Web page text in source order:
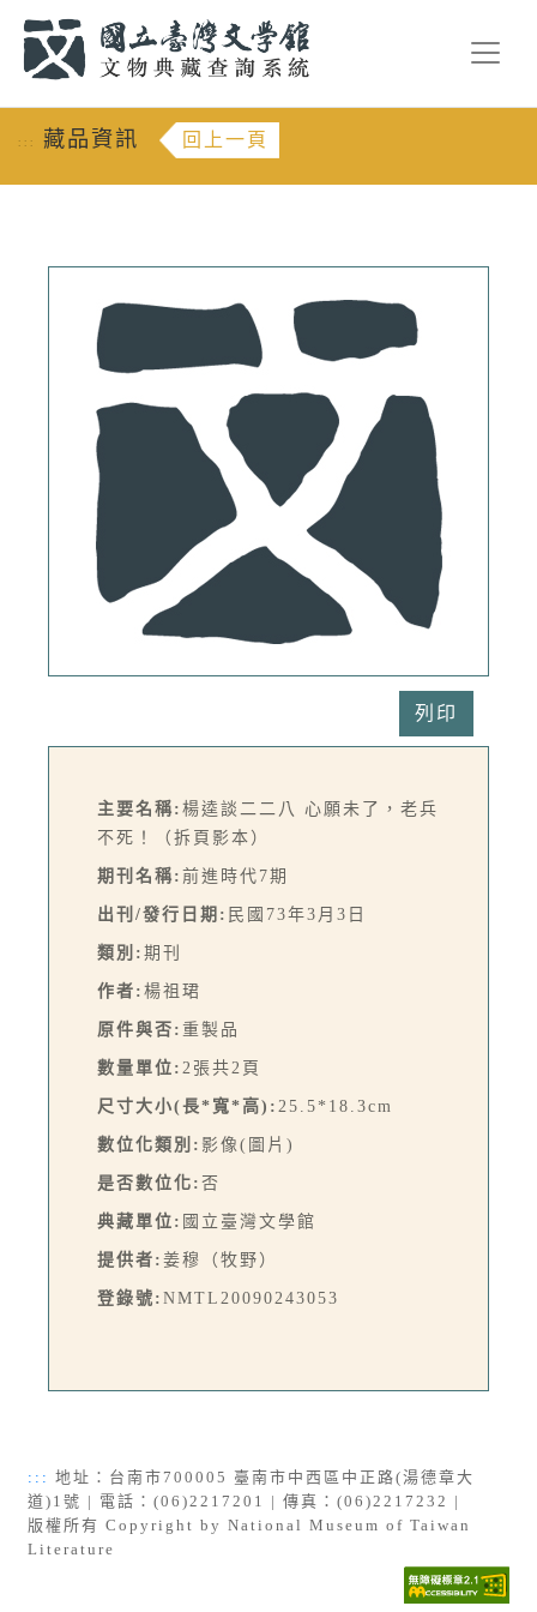
::: 藏品資訊 回上一頁
列印
主要名稱: 楊逵談二二八 心願未了，老兵
不死！（拆頁影本）
期刊名稱: 前進時代7期
出刊/發行日期: 民國73年3月3日
類別: 期刊
作者: 楊祖珺
原件與否: 重製品
數量單位: 2張共2頁
尺寸大小(長*寬*高): 25.5*18.3cm
數位化類別: 影像(圖片)
是否數位化: 否
典藏單位: 國立臺灣文學館
提供者: 姜穆（牧野）
登錄號: NMTL20090243053
::: 地址：台南市700005 臺南市中西區中正路(湯德章大
道)1號 | 電話：(06)2217201 | 傳真：(06)2217232 |
版權所有 Copyright by National Museum of Taiwan
Literature